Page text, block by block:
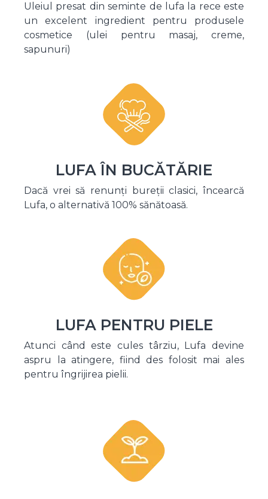
Uleiul presat din seminte de lufa la rece este
un excelent ingredient pentru produsele
cosmetice (ulei pentru masaj, creme,
sapunuri)
LUFA ÎN BUCĂTĂRIE
Dacă vrei să renunți bureții clasici, încearcă
Lufa, o alternativă 100% sănătoasă.
LUFA PENTRU PIELE
Atunci când este cules târziu, Lufa devine
aspru la atingere, fiind des folosit mai ales
pentru îngrijirea pielii.